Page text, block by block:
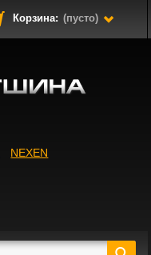
Корзина: (пусто)
NEXEN